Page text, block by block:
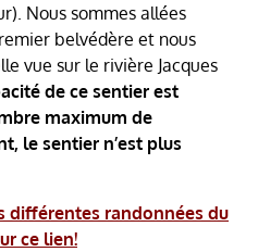
Nous sommes allées
belvédère et nous
vue sur le rivière Jacques
de ce sentier est
maximum de
le sentier n’est plus
différentes randonnées du
ce lien!